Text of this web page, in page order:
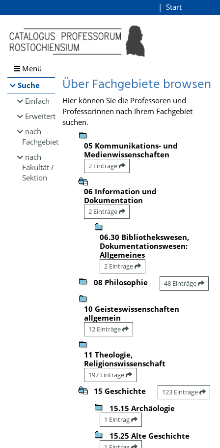
Browsen
direkt zum Inhalt
Start
Menü
Suche
Einfach
Erweitert
nach
Fachgebiet
nach
Fakultät /
Sektion
Über Fachgebiete browsen
Hier können Sie die Professoren und
Professorinnen nach Ihrem Fachgebiet
suchen.
05 Kommunikations- und
Medienwissenschaften
2 Einträge
06 Information und
Dokumentation
2 Einträge
06.30 Bibliothekswesen,
Dokumentationswesen:
Allgemeines
2 Einträge
08 Philosophie 48 Einträge
10 Geisteswissenschaften
allgemein
12 Einträge
11 Theologie,
Religionswissenschaft
197 Einträge
15 Geschichte 123 Einträge
15.15 Archäologie
1 Eintrag
15.25 Alte Geschichte